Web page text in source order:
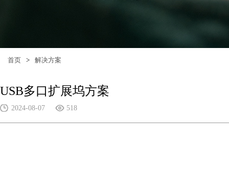
首页 > 解决方案
USB多口扩展坞方案
2024-08-07 518